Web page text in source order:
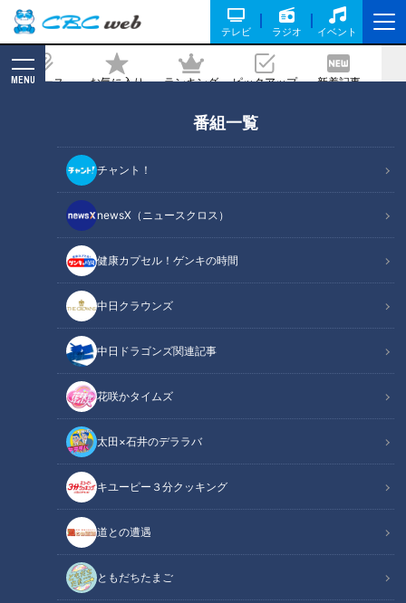
テレビ ラジオ イベント
ニュース お気に入り ランキング ピックアップ 新着記事
MENU
番組一覧
チャント！
newsX（ニュースクロス）
健康カプセル！ゲンキの時間
中日クラウンズ
中日ドラゴンズ関連記事
花咲かタイムズ
太田×石井のデララバ
キユーピー３分クッキング
道との遭遇
ともだちたまご
中！？ 戦力補強、さらには根尾選手の
起用法について意味深予告を
記事に戻る
ドラゴンズ・与田監督はトレード画策中！？ 戦力補強、さらには根尾
選手の起用法について意味深予告を
この記事の画像